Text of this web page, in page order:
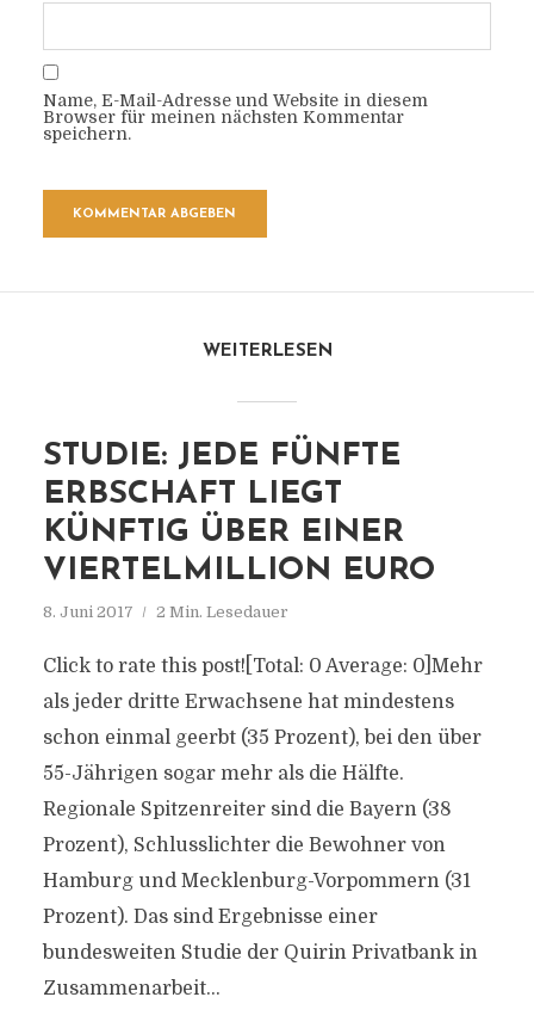
Name, E-Mail-Adresse und Website in diesem
Browser für meinen nächsten Kommentar
speichern.
WEITERLESEN
STUDIE: JEDE FÜNFTE
ERBSCHAFT LIEGT
KÜNFTIG ÜBER EINER
VIERTELMILLION EURO
8. Juni 2017 2 Min. Lesedauer
Click to rate this post![Total: 0 Average: 0]Mehr
als jeder dritte Erwachsene hat mindestens
schon einmal geerbt (35 Prozent), bei den über
55-Jährigen sogar mehr als die Hälfte.
Regionale Spitzenreiter sind die Bayern (38
Prozent), Schlusslichter die Bewohner von
Hamburg und Mecklenburg-Vorpommern (31
Prozent). Das sind Ergebnisse einer
bundesweiten Studie der Quirin Privatbank in
Zusammenarbeit...